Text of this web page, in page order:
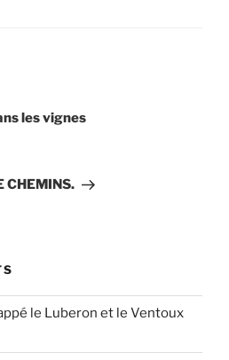
les vignes
CHEMINS.
le Luberon et le Ventoux